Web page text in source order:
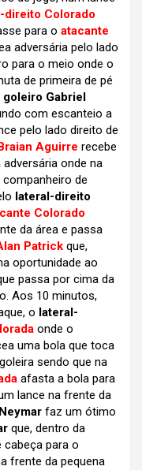
direito Colorado
para o atacante
adversária pelo lado
para o meio onde o
de primeira de pé
goleiro Gabriel
com escanteio a
pelo lado direito de
Aguirre recebe
onde na
de
lateral-direito
Colorado
da área e passa
Patrick que,
oportunidade ao
passa por cima da
Aos 10 minutos,
o lateral-
onde o
uma bola que toca
sendo que na
afasta a bola para
lance na frente da
faz um ótimo
que, dentro da
cabeça para o
frente da pequena